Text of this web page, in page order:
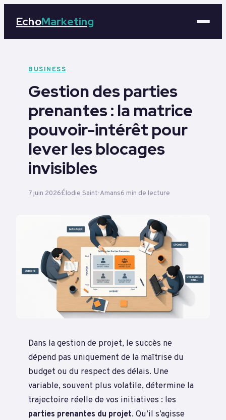
EchoMarketing
Business
Tech
Éducation
Emploi
BUSINESS
Gestion des parties
prenantes : la matrice
pouvoir-intérêt pour
lever les blocages
invisibles
7 juin 2026Élodie Saint-Amans6 min de lecture
Dans la gestion de projet, le succès ne
dépend pas uniquement de la maîtrise du
budget ou du respect des délais. Une
variable, souvent plus volatile, détermine la
trajectoire réelle de vos initiatives : les
parties prenantes du projet. Qu’il s’agisse